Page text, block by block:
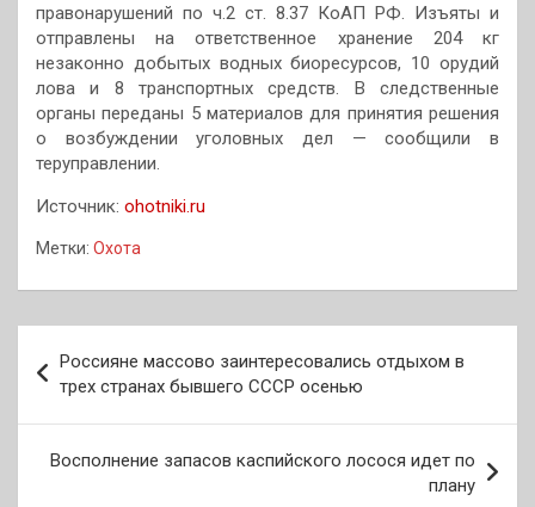
правонарушений по ч.2 ст. 8.37 КоАП РФ. Изъяты и
отправлены на ответственное хранение 204 кг
незаконно добытых водных биоресурсов, 10 орудий
лова и 8 транспортных средств. В следственные
органы переданы 5 материалов для принятия решения
о возбуждении уголовных дел — сообщили в
теруправлении.
Источник: ohotniki.ru
Метки: Охота
по
записям
Россияне массово заинтересовались отдыхом в
трех странах бывшего СССР осенью
Восполнение запасов каспийского лосося идет по
плану